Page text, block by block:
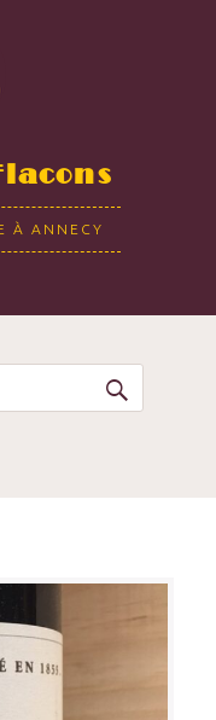
À ANNECY